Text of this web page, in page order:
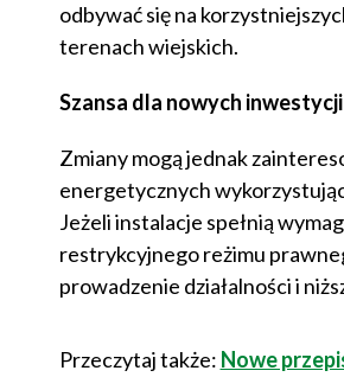
odbywać się na
terenach wiejskich.
Szansa dla nowych inwestycji
Zmiany mogą jednak
energetycznych
Jeżeli instalacje spełnią
restrykcyjnego reżimu
prowadzenie działalności i
Przeczytaj także: Nowe